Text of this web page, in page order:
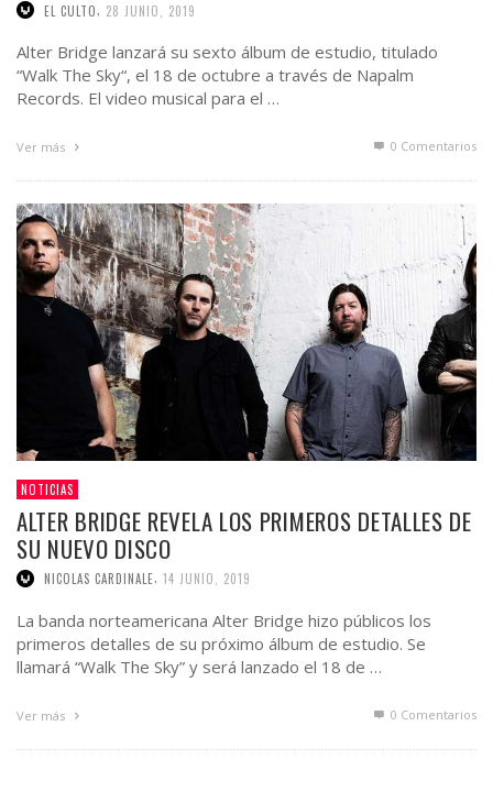
EL CULTO 28 JUNIO, 2019
Alter Bridge lanzará su sexto álbum de estudio, titulado
“Walk The Sky“, el 18 de octubre a través de Napalm
Records. El video musical para el …
Ver más 0 Comentarios
NOTICIAS
ALTER BRIDGE REVELA LOS PRIMEROS DETALLES DE
SU NUEVO DISCO
NICOLAS CARDINALE, 14 JUNIO, 2019
La banda norteamericana Alter Bridge hizo públicos los
primeros detalles de su próximo álbum de estudio. Se
llamará “Walk The Sky” y será lanzado el 18 de …
Ver más 0 Comentarios